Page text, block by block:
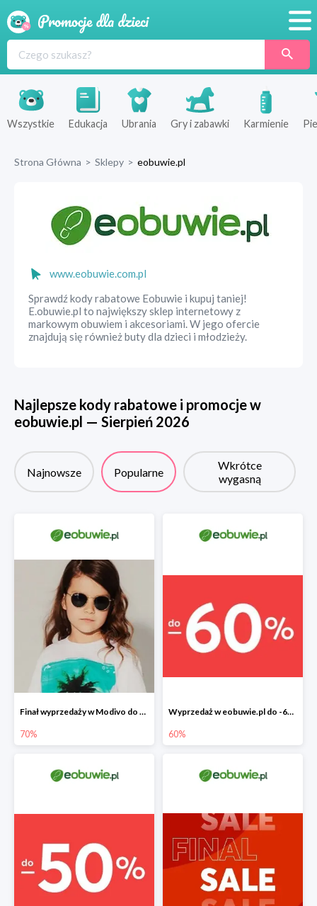
Produkty
Sklepy
Wszystkie Edukacja Ubrania Gry i zabawki Karmienie
Strona Główna > Sklepy > eobuwie.pl
www.eobuwie.com.pl
Sprawdź kody rabatowe Eobuwie i kupuj taniej!
E.obuwie.pl to największy sklep internetowy z
markowym obuwiem i akcesoriami. W jego ofercie
znajdują się również buty dla dzieci i młodzieży.
Najlepsze kody rabatowe i promocje w
eobuwie.pl — Sierpień 2026
Najnowsze Popularne
Wkrótce
wygasną
Finał wyprzedaży w Modivo do -70%
70%
Wyprzedaż w eobuwie.pl do -60%
60%